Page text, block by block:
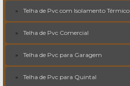
Telha de Pvc com Isolamento Térmico
Telha de Pvc Comercial
Telha de Pvc para Garagem
Telha de Pvc para Quintal